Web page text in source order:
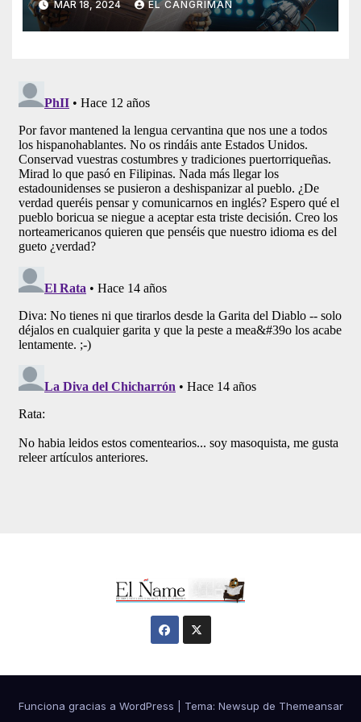
Artificial
MAR 18, 2024 EL CANGRIMÁN
Funciona gracias a WordPress Tema: Newsup de Themeansar